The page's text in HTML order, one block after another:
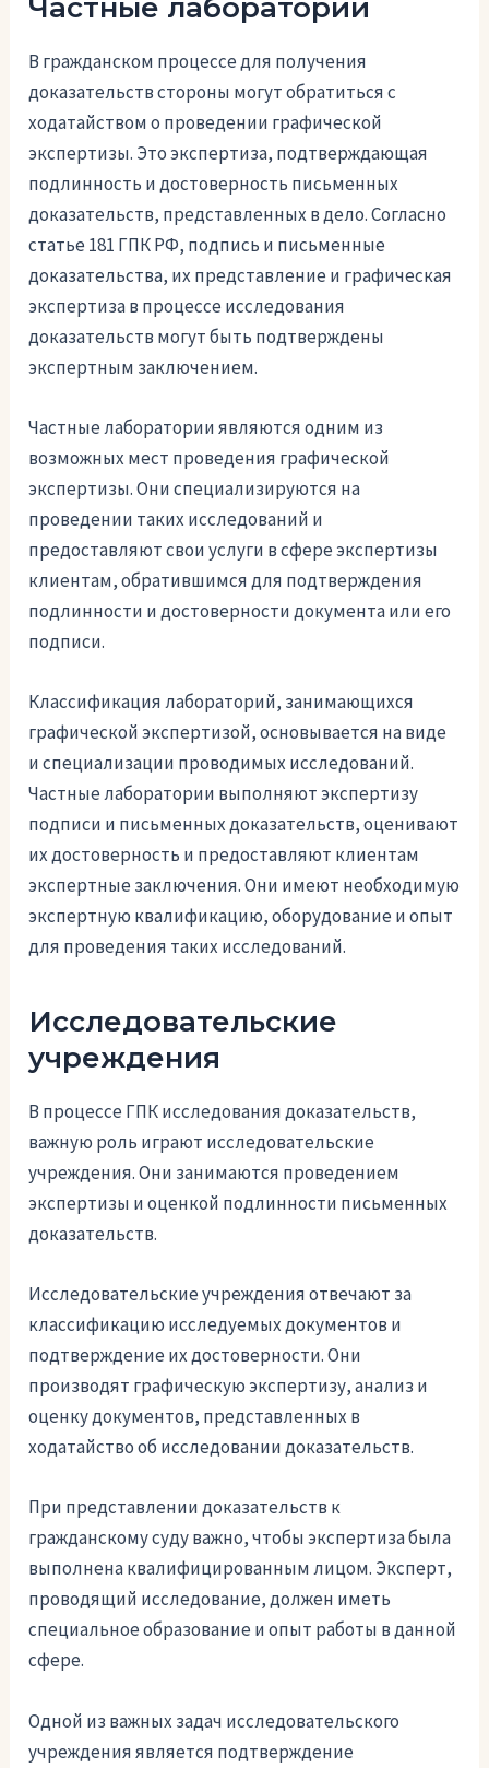
Частные лаборатории
В гражданском процессе для получения
доказательств стороны могут обратиться с
ходатайством о проведении графической
экспертизы. Это экспертиза, подтверждающая
подлинность и достоверность письменных
доказательств, представленных в дело. Согласно
статье 181 ГПК РФ, подпись и письменные
доказательства, их представление и графическая
экспертиза в процессе исследования
доказательств могут быть подтверждены
экспертным заключением.
Частные лаборатории являются одним из
возможных мест проведения графической
экспертизы. Они специализируются на
проведении таких исследований и
предоставляют свои услуги в сфере экспертизы
клиентам, обратившимся для подтверждения
подлинности и достоверности документа или его
подписи.
Классификация лабораторий, занимающихся
графической экспертизой, основывается на виде
и специализации проводимых исследований.
Частные лаборатории выполняют экспертизу
подписи и письменных доказательств, оценивают
их достоверность и предоставляют клиентам
экспертные заключения. Они имеют необходимую
экспертную квалификацию, оборудование и опыт
для проведения таких исследований.
Исследовательские
учреждения
В процессе ГПК исследования доказательств,
важную роль играют исследовательские
учреждения. Они занимаются проведением
экспертизы и оценкой подлинности письменных
доказательств.
Исследовательские учреждения отвечают за
классификацию исследуемых документов и
подтверждение их достоверности. Они
производят графическую экспертизу, анализ и
оценку документов, представленных в
ходатайство об исследовании доказательств.
При представлении доказательств к
гражданскому суду важно, чтобы экспертиза была
выполнена квалифицированным лицом. Эксперт,
проводящий исследование, должен иметь
специальное образование и опыт работы в данной
сфере.
Одной из важных задач исследовательского
учреждения является подтверждение